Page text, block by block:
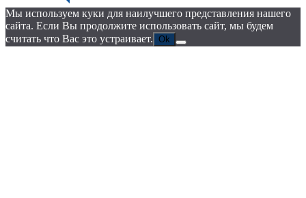
Мы используем куки для наилучшего представления нашего
сайта. Если Вы продолжите использовать сайт, мы будем
считать что Вас это устраивает. Ok